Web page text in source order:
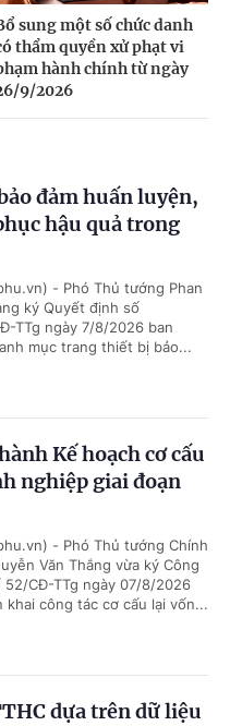
sung một số chức danh
thẩm quyền xử phạt vi
hành chính từ ngày
9/2026
đảm huấn luyện,
hậu quả trong
- Phó Thủ tướng Phan
ký Quyết định số
TTg ngày 7/8/2026 ban
mục trang thiết bị bảo...
Kế hoạch cơ cấu
nghiệp giai đoạn
- Phó Thủ tướng Chính
Văn Thắng vừa ký Công
52/CĐ-TTg ngày 07/8/2026
khai công tác cơ cấu lại vốn...
dựa trên dữ liệu